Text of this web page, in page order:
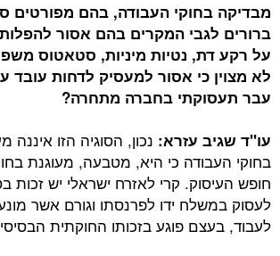
העבודה, בהם מפורטים סעיפים
המקרים בהם אסור להפלות עובד, קרי
נטיות מיניות, סטאטוס משפחתי ועוד,
כי אסור למעסיק לדחות עובד על רקע
בחברה מתחרה?
עזרא:נכון, הסוגיה הזו איננה מעוגנת
כי היא, מטבעה, מעוגנת בחוק יסוד
קרי לאזרח ישראלי יש זכות בסיסית
ידו לפרנסתו וגורם אשר מונע ממנו
פוגע בזכותו החוקתית הבסיסית ביותר.